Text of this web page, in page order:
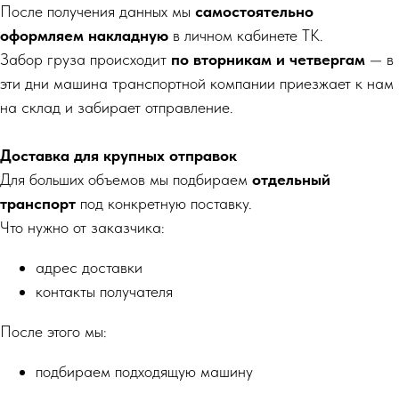
После получения данных мы самостоятельно
оформляем накладную в личном кабинете ТК.
Забор груза происходит по вторникам и четвергам — в
эти дни машина транспортной компании приезжает к нам
на склад и забирает отправление.
Доставка для крупных отправок
Для больших объемов мы подбираем отдельный
транспорт под конкретную поставку.
Что нужно от заказчика:
адрес доставки
контакты получателя
После этого мы:
подбираем подходящую машину
Давайте обсудим
задачу!